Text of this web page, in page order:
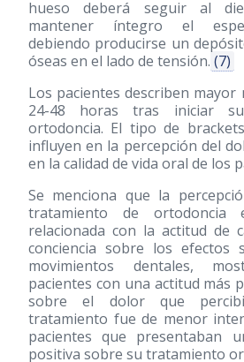
hueso deberá seguir al
mantener íntegro el
debiendo producirse un
óseas en el lado de tensión. (7)
Los pacientes describen mayor
24-48 horas tras iniciar
ortodoncia. El tipo de
influyen en la percepción del
en la calidad de vida oral de los
Se menciona que la
tratamiento de ortodoncia
relacionada con la actitud de
conciencia sobre los efectos
movimientos dentales,
pacientes con una actitud más
sobre el dolor que
tratamiento fue de menor
pacientes que presentaban
positiva sobre su tratamiento